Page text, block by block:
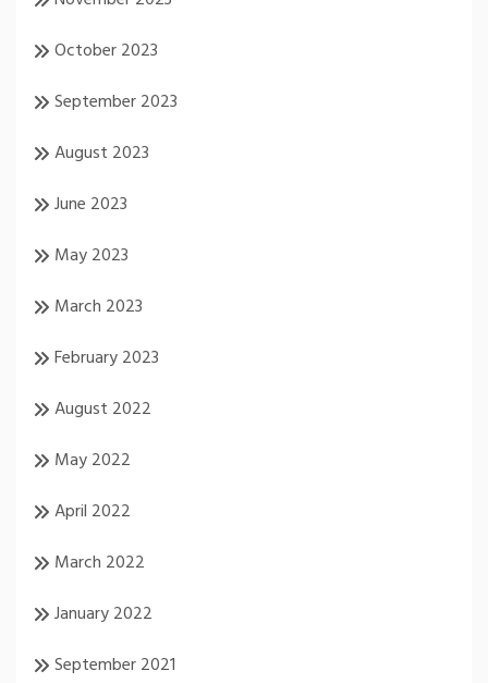
October 2023
September 2023
August 2023
June 2023
May 2023
March 2023
February 2023
August 2022
May 2022
April 2022
March 2022
January 2022
September 2021